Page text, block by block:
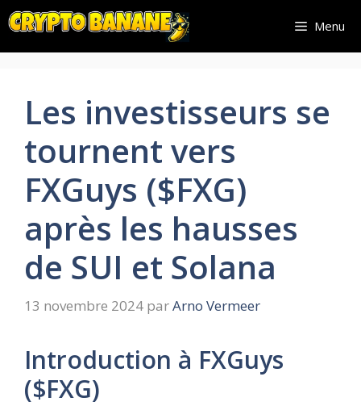
Aller
au
contenu
Menu
Les investisseurs se
tournent vers
FXGuys ($FXG)
après les hausses
de SUI et Solana
13 novembre 2024 parArno Vermeer
Introduction à FXGuys
($FXG)